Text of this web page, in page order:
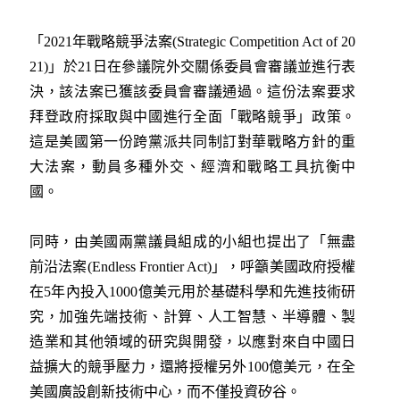
「2021年戰略競爭法案(Strategic Competition Act of 20
21)」於21日在參議院外交關係委員會審議並進行表
決，該法案已獲該委員會審議通過。這份法案要求
拜登政府採取與中國進行全面「戰略競爭」政策。
這是美國第一份跨黨派共同制訂對華戰略方針的重
大法案，動員多種外交、經濟和戰略工具抗衡中
國。
同時，由美國兩黨議員組成的小組也提出了「無盡
前沿法案(Endless Frontier Act)」，呼籲美國政府授權
在5年內投入1000億美元用於基礎科學和先進技術研
究，加強先端技術、計算、人工智慧、半導體、製
造業和其他領域的研究與開發，以應對來自中國日
益擴大的競爭壓力，還將授權另外100億美元，在全
美國廣設創新技術中心，而不僅投資矽谷。